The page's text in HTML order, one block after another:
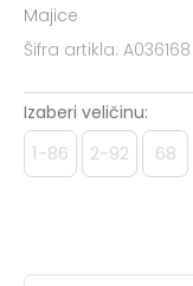
Majice
Šifra artikla: A036168
Izaberi veličinu:
1-86 2-92 68